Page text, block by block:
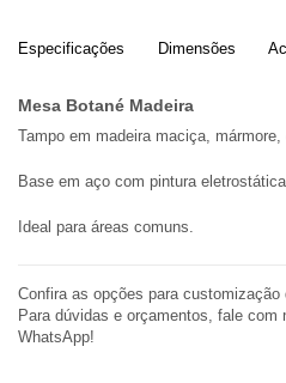
Especificações Dimensões
Mesa Botané Madeira
Tampo em madeira maciça,
Base em aço com pintura eletrostática.
Ideal para áreas comuns.
Confira as opções para customização
Para dúvidas e orçamentos, fale com
WhatsApp!